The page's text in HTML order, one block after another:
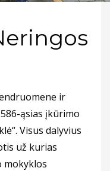
ir
ąsias įkūrimo
Visus dalyvius
už kurias
mokyklos